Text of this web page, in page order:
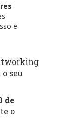
e
seu
de
o